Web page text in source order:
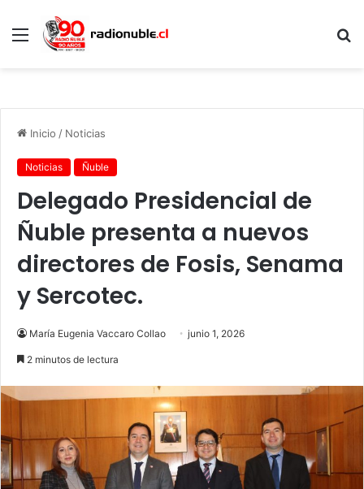
Menú
Inicio / Noticias
Noticias Ñuble
Delegado Presidencial de
Ñuble presenta a nuevos
directores de Fosis, Senama
y Sercotec.
María Eugenia Vaccaro Collao junio 1, 2026
2 minutos de lectura